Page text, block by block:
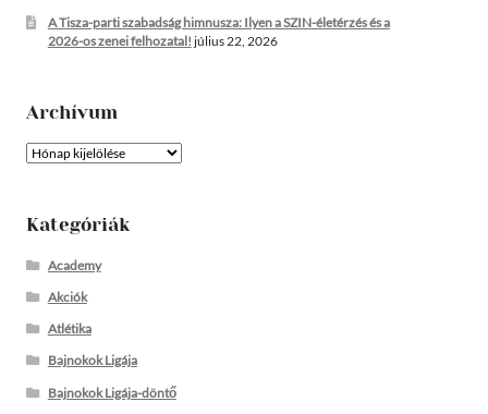
A Tisza-parti szabadság himnusza: Ilyen a SZIN-életérzés és a
2026-os zenei felhozatal! július 22, 2026
Archívum
Archívum
Kategóriák
Academy
Akciók
Atlétika
Bajnokok Ligája
Bajnokok Ligája-döntő